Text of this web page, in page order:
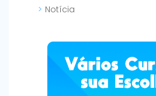
Notícia